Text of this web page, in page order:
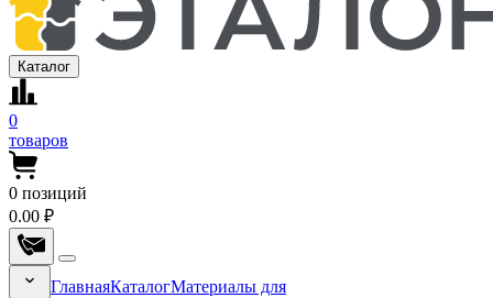
Каталог
0
товаров
0 позиций
0.00 ₽
ГлавнаяКаталогМатериалы для